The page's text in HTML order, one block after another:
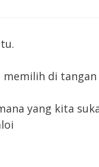
memilih di
yang kita